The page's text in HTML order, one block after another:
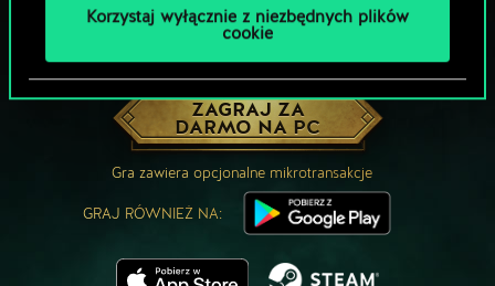
Korzystaj wyłącznie z niezbędnych plików
cookie
MOŻE PARTYJKA W GWINTA?
ZAGRAJ ZA
DARMO NA PC
Gra zawiera opcjonalne mikrotransakcje
GRAJ RÓWNIEŻ NA: